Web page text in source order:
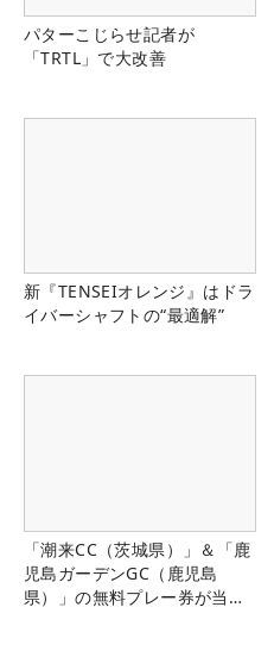
パターこじらせ記者が
「TRTL」で大改善
新『TENSEIオレンジ』はドラ
イバーシャフトの“最適解”
「潮来CC（茨城県）」＆「鹿
児島ガーデンGC（鹿児島
県）」の無料プレー券が当た